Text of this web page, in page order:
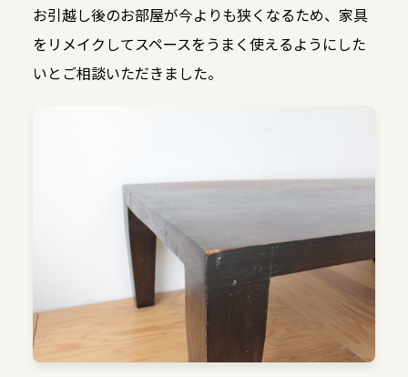
お引越し後のお部屋が今よりも狭くなるため、家具
をリメイクしてスペースをうまく使えるようにした
いとご相談いただきました。